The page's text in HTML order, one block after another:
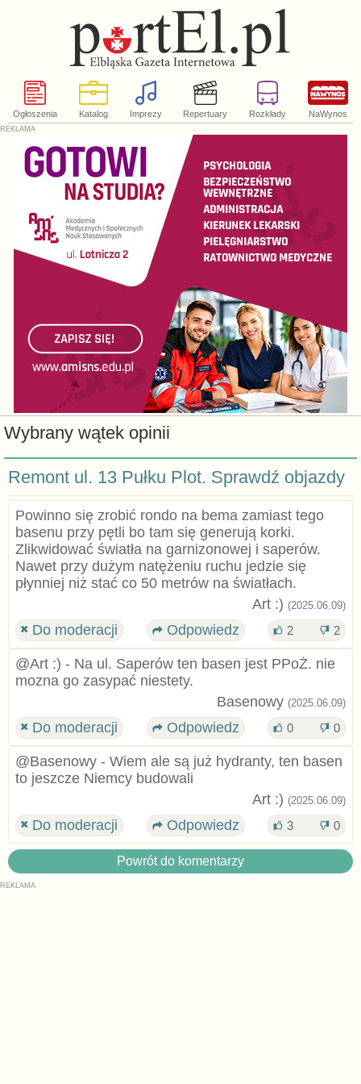
Ogłoszenia Katalog Imprezy Repertuary Rozkłady NaWynos
Wybrany wątek opinii
Remont ul. 13 Pułku Plot. Sprawdź objazdy
Powinno się zrobić rondo na bema zamiast tego
basenu przy pętli bo tam się generują korki.
Zlikwidować światła na garnizonowej i saperów.
Nawet przy dużym natężeniu ruchu jedzie się
płynniej niż stać co 50 metrów na światłach.
Art :) (2025.06.09)
Do moderacji Odpowiedz 2 2
@Art :) - Na ul. Saperów ten basen jest PPoŻ. nie
mozna go zasypać niestety.
Basenowy (2025.06.09)
Do moderacji Odpowiedz 0 0
@Basenowy - Wiem ale są już hydranty, ten basen
to jeszcze Niemcy budowali
Art :) (2025.06.09)
Do moderacji Odpowiedz 3 0
Powrót do komentarzy